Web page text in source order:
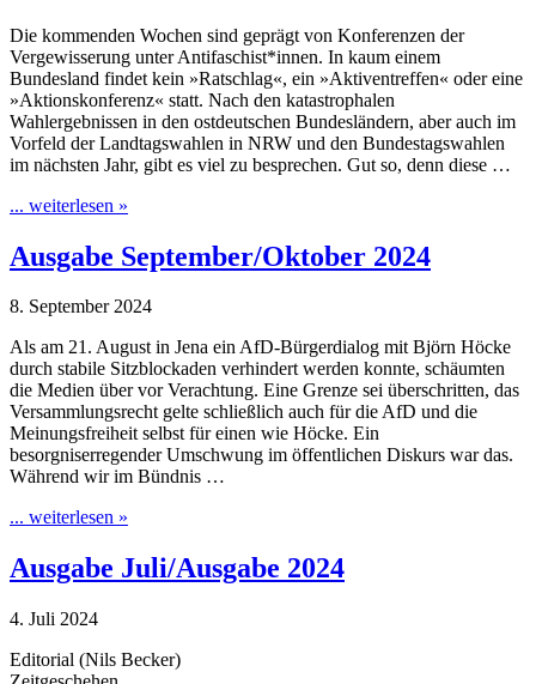
Die kommenden Wochen sind geprägt von Konferenzen der
Vergewisserung unter Antifaschist*innen. In kaum einem
Bundesland findet kein »Ratschlag«, ein »Aktiventreffen« oder eine
»Aktions­konferenz« statt. Nach den katastrophalen
Wahlergebnissen in den ostdeutschen Bundesländern, aber auch im
Vorfeld der Landtagswahlen in NRW und den Bundestagswahlen
im nächsten Jahr, gibt es viel zu besprechen. Gut so, denn diese …
... weiterlesen »
Ausgabe September/Oktober 2024
8. September 2024
Als am 21. August in Jena ein AfD-Bürgerdialog mit Björn Höcke
durch stabile Sitzblockaden verhindert werden konnte, schäumten
die Medien über vor Verachtung. Eine Grenze sei überschritten, das
Versammlungsrecht gelte schließlich auch für die AfD und die
Meinungsfreiheit selbst für einen wie Höcke. Ein
besorgniserregender Umschwung im öffentlichen Diskurs war das.
Während wir im Bündnis …
... weiterlesen »
Ausgabe Juli/Ausgabe 2024
4. Juli 2024
Editorial (Nils Becker)